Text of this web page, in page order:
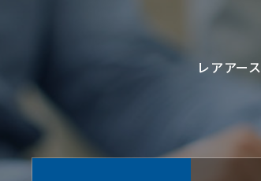
レアアース